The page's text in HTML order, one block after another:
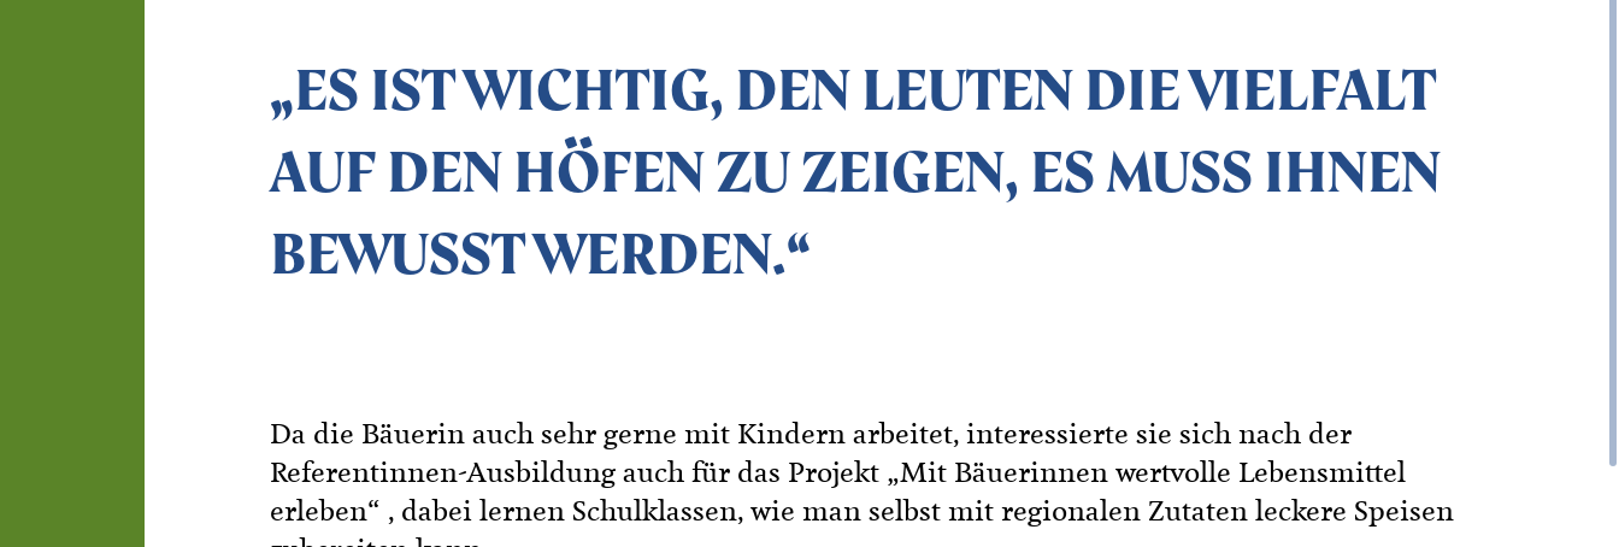
„ES IST WICHTIG, DEN LEUTEN DIE VIELFALT
AUF DEN HÖFEN ZU ZEIGEN, ES MUSS IHNEN
BEWUSST WERDEN.“
Da die Bäuerin auch sehr gerne mit Kindern arbeitet, interessierte sie sich nach der
Referentinnen-Ausbildung auch für das Projekt „Mit Bäuerinnen wertvolle Lebensmittel
erleben“ , dabei lernen Schulklassen, wie man selbst mit regionalen Zutaten leckere Speisen